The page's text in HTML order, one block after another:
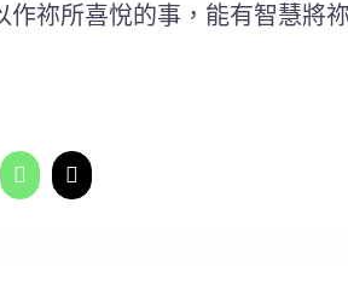
祢所喜悅的事，能有智慧將